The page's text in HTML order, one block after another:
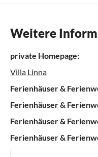
Weitere
private Homepage:
Villa Linna
Ferienhäuser &
Ferienhäuser &
Ferienhäuser &
Ferienhäuser &